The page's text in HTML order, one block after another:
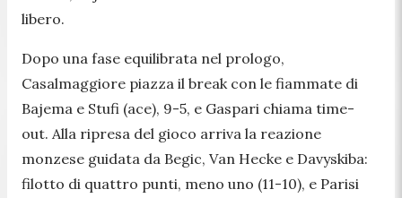
libero.
Dopo una fase equilibrata nel prologo,
Casalmaggiore piazza il break con le fiammate di
Bajema e Stufi (ace), 9-5, e Gaspari chiama time-
out. Alla ripresa del gioco arriva la reazione
monzese guidata da Begic, Van Hecke e Davyskiba:
filotto di quattro punti, meno uno (11-10), e Parisi